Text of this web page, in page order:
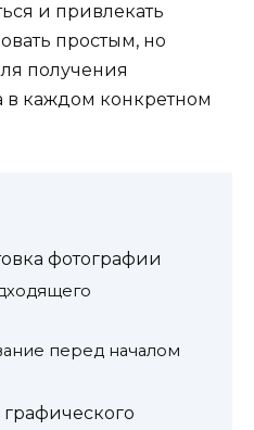
и привлекать
простым, но
получения
в каждом конкретном
фотографии
перед началом